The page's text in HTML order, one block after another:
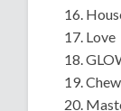
16.
17. Love
18.
19.
20.